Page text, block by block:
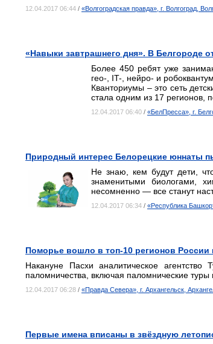
12.04.2017 06:44 / «Волгоградская правда», г. Волгоград,
«Навыки завтрашнего дня». В Белгороде
Более 450 ребят уже
гео-, IT-, нейро- и
Кванториумы – это сеть
стала одним из 17 регионов,
12.04.2017 06:40 / «БелПресса», г.
Природный интерес Белорецкие юннаты
Не знаю, кем будут дети,
знаменитыми биологами,
несомненно — все станут
12.04.2017 06:34 / «Республика
Поморье вошло в топ-10 регионов России
Накануне Пасхи аналитическое
паломничества, включая паломнические туры
12.04.2017 06:28 / «Правда Севера», г. Архангельск,
Первые имена вписаны в звёздную